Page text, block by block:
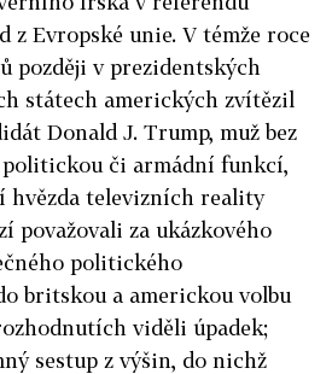
z Evropské unie. V témže roce
později v prezidentských
státech amerických zvítězil
Donald J. Trump, muž bez
politickou či armádní funkcí,
hvězda televizních reality
považovali za ukázkového
politického
britskou a americkou volbu
viděli úpadek;
sestup z výšin, do nichž